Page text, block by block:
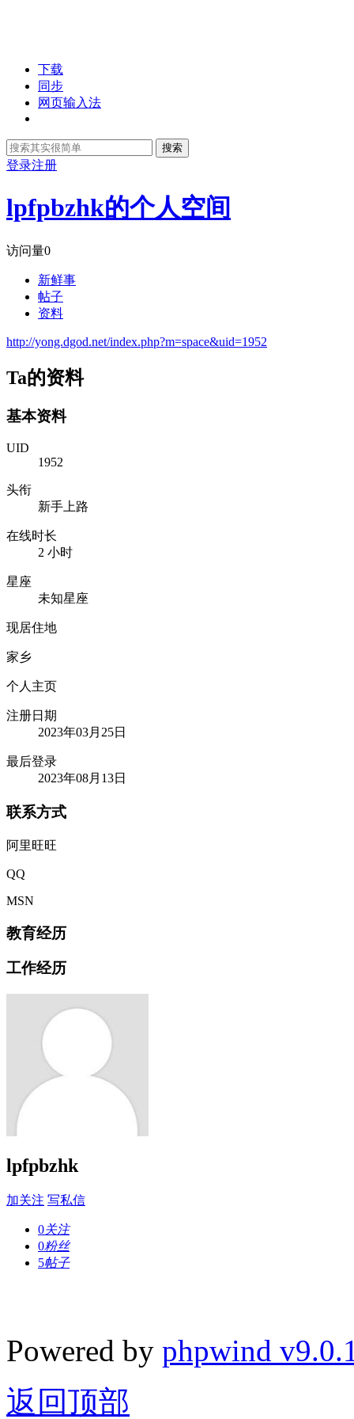
下载
同步
网页输入法
搜索
登录注册
lpfpbzhk的个人空间
访问量0
新鲜事
帖子
资料
http://yong.dgod.net/index.php?m=space&uid=1952
Ta的资料
基本资料
UID
1952
头衔
新手上路
在线时长
2 小时
星座
未知星座
现居住地
家乡
个人主页
注册日期
2023年03月25日
最后登录
2023年08月13日
联系方式
阿里旺旺
QQ
MSN
教育经历
工作经历
lpfpbzhk
加关注 写私信
0关注
0粉丝
5帖子
Powered by phpwind
返回顶部